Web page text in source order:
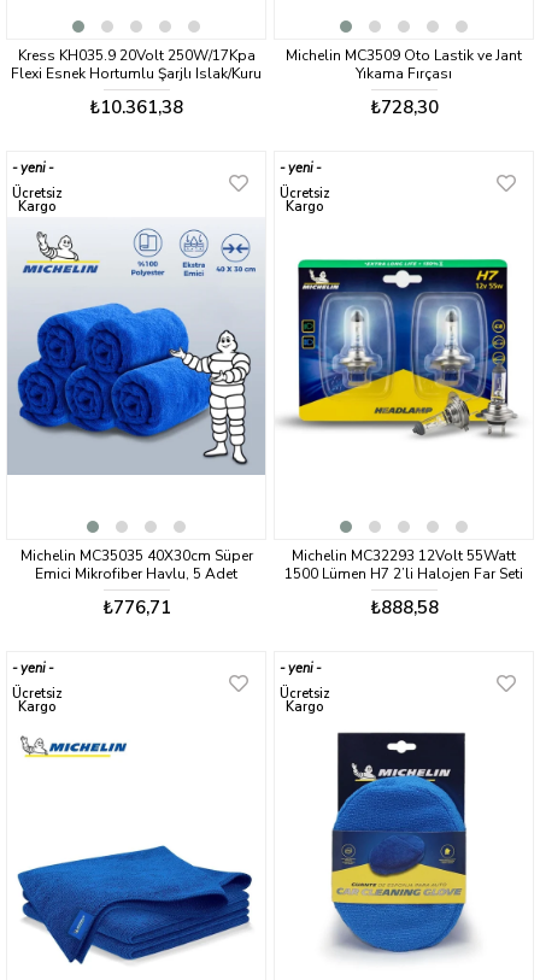
Kress KH035.9 20Volt 250W/17Kpa
Flexi Esnek Hortumlu Şarjlı Islak/Kuru
Süpürge & Üfleme (Akü Dahil Değildir)
₺10.361,38
Michelin MC3509 Oto Lastik ve Jant
Yıkama Fırçası
₺728,30
Michelin MC35035 40X30cm Süper
Emici Mikrofiber Havlu, 5 Adet
₺776,71
yeni
ürün
Ücretsiz
Kargo
Michelin MC32293 12Volt 55Watt
1500 Lümen H7 2’li Halojen Far Seti
₺888,58
yeni
ürün
Ücretsiz
Kargo
yeni
ürün
Ücretsiz
Kargo
yeni
ürün
Ücretsiz
Kargo